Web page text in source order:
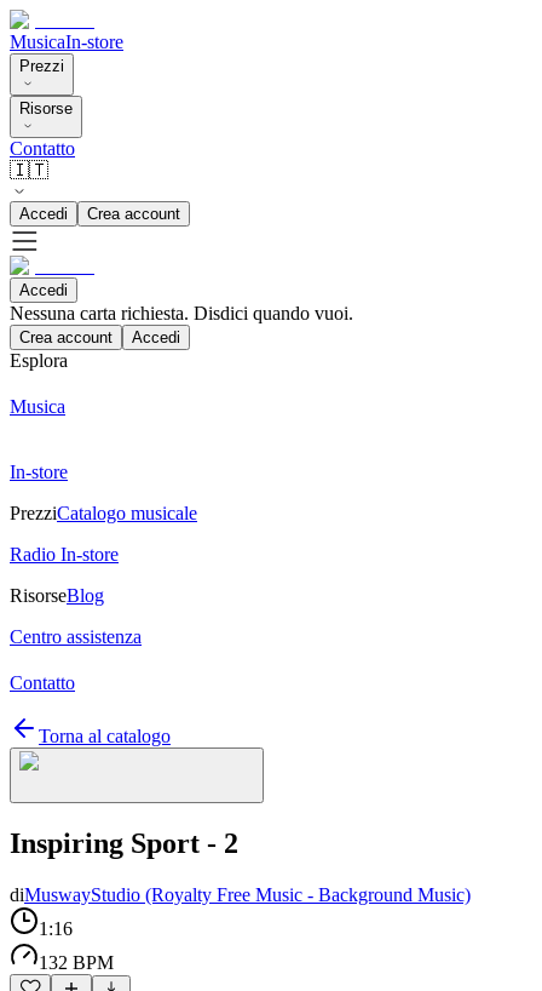
MusicaIn-store
Prezzi
Risorse
Contatto
🇮🇹
Accedi Crea account
Accedi
Nessuna carta richiesta. Disdici quando vuoi.
Crea account Accedi
Esplora
Musica
In-store
PrezziCatalogo musicale
Radio In-store
RisorseBlog
Centro assistenza
Contatto
Torna al catalogo
Inspiring Sport - 2
diMuswayStudio (Royalty Free Music - Background Music)
1:16
132 BPM